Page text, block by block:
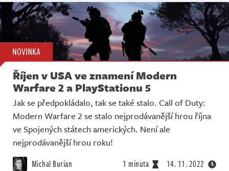
NOVINKA
Říjen v USA ve znamení Modern
Warfare 2 a PlayStationu 5
Jak se předpokládalo, tak se také stalo. Call of Duty:
Modern Warfare 2 se stalo nejprodávanější hrou října
ve Spojených státech amerických. Není ale
nejprodávanější hrou roku!
Michal Burian 1 minuta 14. 11. 2022